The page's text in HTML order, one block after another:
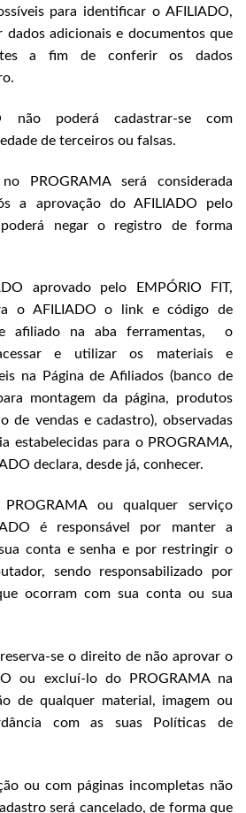
para identificar o AFILIADO,
dados adicionais e documentos que
a fim de conferir os dados
não poderá cadastrar-se com
de terceiros ou falsas.
PROGRAMA será considerada
a aprovação do AFILIADO pelo
negar o registro de forma
aprovado pelo EMPÓRIO FIT,
o AFILIADO o link e código de
afiliado na aba ferramentas, o
e utilizar os materiais e
na Página de Afiliados (banco de
montagem da página, produtos
de vendas e cadastro), observadas
estabelecidas para o PROGRAMA,
declara, desde já, conhecer.
ou qualquer serviço
é responsável por manter a
conta e senha e por restringir o
sendo responsabilizado por
ocorram com sua conta ou sua
se o direito de não aprovar o
ou excluí-lo do PROGRAMA na
de qualquer material, imagem ou
com as suas Políticas de
ou com páginas incompletas não
será cancelado, de forma que